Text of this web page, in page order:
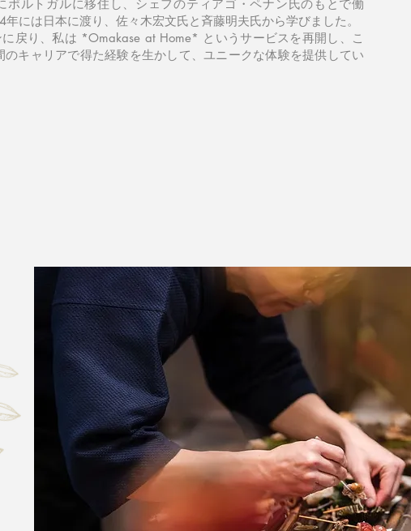
ポルトガルに移住し、シェフのティアゴ・ペナン氏のもとで働
年には日本に渡り、佐々木宏文氏と斉藤明夫氏から学びました。
に戻り、私は *Omakase at Home* というサービスを再開し、こ
のキャリアで得た経験を生かして、ユニークな体験を提供してい